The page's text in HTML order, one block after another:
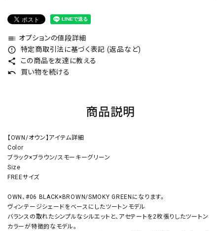
toc オプションの値段詳細
error_outline 特定商取引法に基づく表記 (返品など)
share この商品を友達に教える
undo 買い物を続ける
商品説明
【OWN/オウン】アイテム詳細
Color
ブラック×ブラウン/スモーキーグリーン
Size
FREEサイズ
OWN、#06 BLACK×BROWN/SMOKY GREENになります。
ヴィンテージシェードをベースにしたツートンモデル
バランスの取れたシンプルなシルエットと、アセテートを2枚張りしたツートン
カラーが特徴的なモデル。